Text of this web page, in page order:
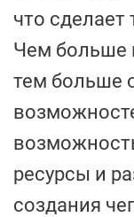
что
Чем больше
тем больше
ресурсы и
создания